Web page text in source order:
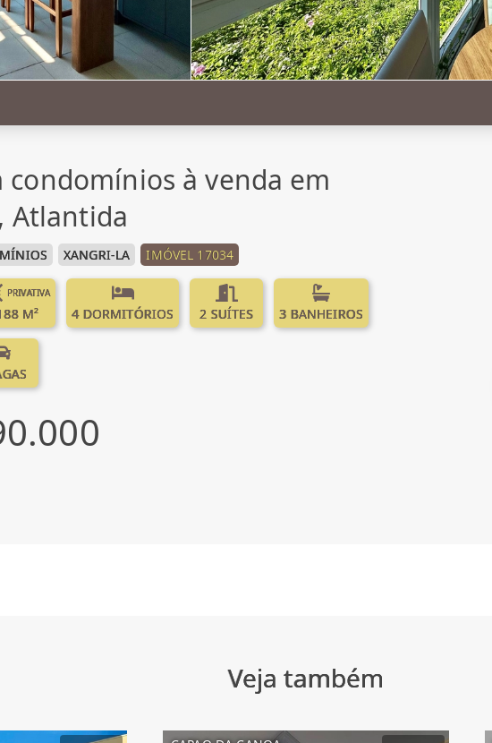
condomínios à venda em
Atlantida
XANGRI-LA IMÓVEL 17034
PRIVATIVA
M² 4 DORMITÓRIOS 2 SUÍTES 3 BANHEIROS
Veja também